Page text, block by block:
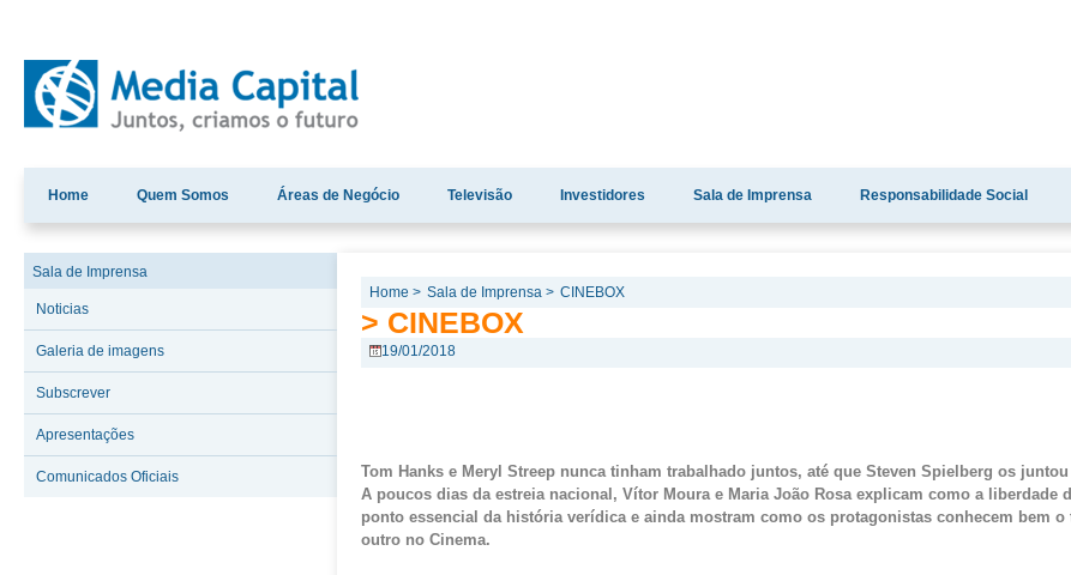
Home Quem Somos Áreas de Negócio Televisão Investidores Sala de Imprensa Responsabilidade Social
Sala de Imprensa
Noticias
Galeria de imagens
Subscrever
Apresentações
Comunicados Oficiais
Home > Sala de Imprensa > CINEBOX
> CINEBOX
19/01/2018
Tom Hankse Meryl Streepnunca tinham trabalhado juntos, até que Steven Spielberg os juntou
A poucos dias da estreia nacional, Vítor Moura e Maria João Rosa explicam como a liberdade
ponto essencial da história verídica e ainda mostram como os protagonistas conhecem bem
outro no Cinema.